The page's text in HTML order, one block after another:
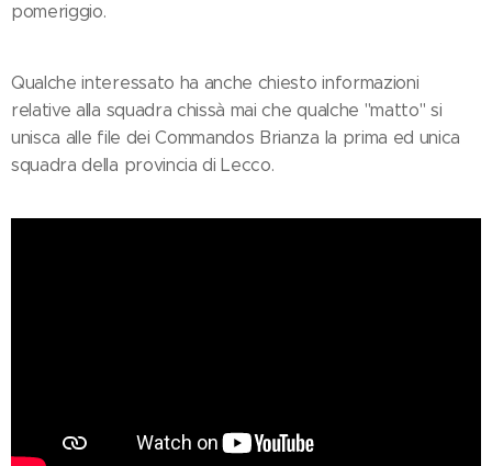
pomeriggio.
Qualche interessato ha anche chiesto informazioni
relative alla squadra chissà mai che qualche "matto" si
unisca alle file dei Commandos Brianza la prima ed unica
squadra della provincia di Lecco.